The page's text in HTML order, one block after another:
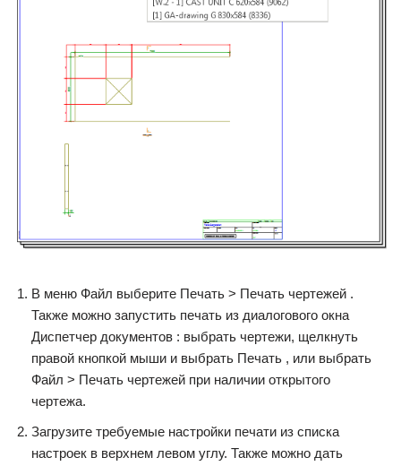
В меню Файл выберите Печать > Печать чертежей .
Также можно запустить печать из диалогового окна
Диспетчер документов : выбрать чертежи, щелкнуть
правой кнопкой мыши и выбрать Печать , или выбрать
Файл > Печать чертежей при наличии открытого
чертежа.
Загрузите требуемые настройки печати из списка
настроек в верхнем левом углу. Также можно дать